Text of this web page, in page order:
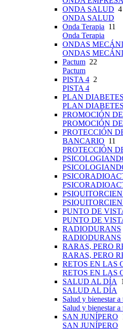
ONDA SALUD 4
ONDA SALUD
Onda Terapia 11
Onda Terapia
ONDAS
ONDAS
Pactum 22
Pactum
PISTA 4 2
PISTA 4
PLAN DIABETES
PLAN DIABETES
PROMOCIÓN
PROMOCIÓN
PROTECCIÓN
BANCARIO 11
PROTECCIÓN
PUNTO DE
PUNTO DE
RADIODURANS
RADIODURANS
RARAS, PERO
RARAS, PERO
RETOS EN LAS
RETOS EN LAS
SALUD AL DÍA
SALUD AL DÍA
Salud y bienestar
Salud y bienestar
SAN JUNÍPERO
SAN JUNÍPERO